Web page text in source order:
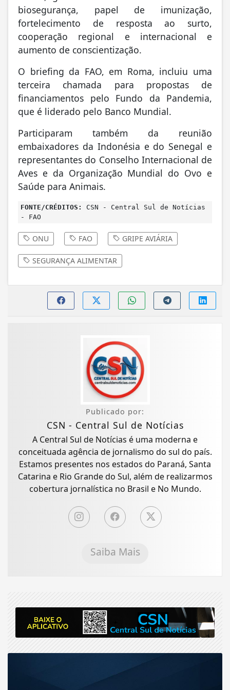
biosegurança, papel de imunização,
fortelecimento de resposta ao surto,
cooperação regional e internacional e
aumento de conscientização.
O briefing da FAO, em Roma, incluiu uma
terceira chamada para propostas de
financiamentos pelo Fundo da Pandemia,
que é liderado pelo Banco Mundial.
Participaram também da reunião
embaixadores da Indonésia e do Senegal e
representantes do Conselho Internacional de
Aves e da Organização Mundial do Ovo e
Saúde para Animais.
FONTE/CRÉDITOS:
CSN - Central Sul de Notícias
- FAO
ONU FAO GRIPE AVIÁRIA
SEGURANÇA ALIMENTAR
Publicado por:
CSN - Central Sul de Notícias
A Central Sul de Notícias é uma moderna e
conceituada agência de jornalismo do sul do país.
Estamos presentes nos estados do Paraná, Santa
Catarina e Rio Grande do Sul, além de realizarmos
cobertura jornalística no Brasil e No Mundo.
Saiba Mais